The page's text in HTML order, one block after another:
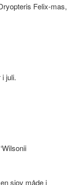
Felix-mas,
juli.
sjov måde i